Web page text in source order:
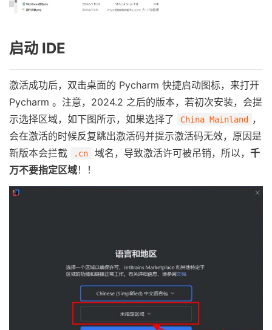
启动 IDE
激活成功后，双击桌面的 Pycharm 快捷启动图标，来打开
Pycharm 。注意，2024.2 之后的版本，若初次安装，会提
示选择区域，如下图所示，如果选择了
China Mainland ，
会在激活的时候反复跳出激活码并提示激活码无效，原因是
新版本会拦截
.cn 域名，导致激活许可被吊销，所以， 千
万不要指定区域！！